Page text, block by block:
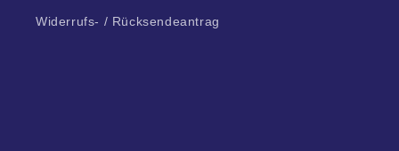
Widerrufs- / Rücksendeantrag